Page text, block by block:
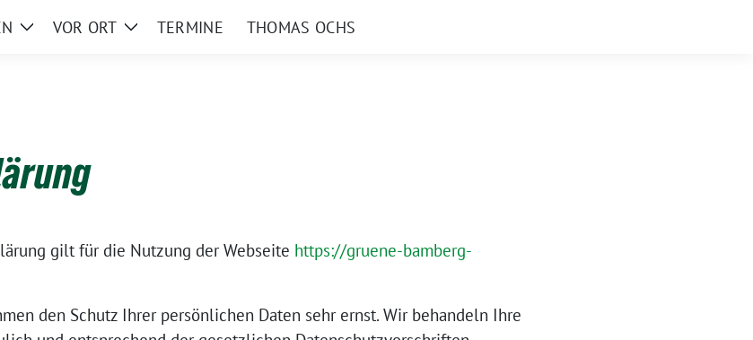
ZeigeVOR ORT
ZeigeTERMINE THOMAS OCHS
gilt für die Nutzung der Webseite https://gruene-bamberg-
den Schutz Ihrer persönlichen Daten sehr ernst. Wir behandeln Ihre